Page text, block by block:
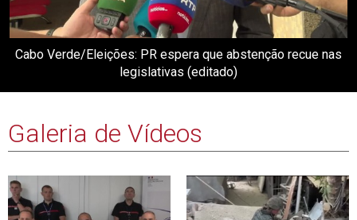
Cabo Verde/Eleições: PR espera que abstenção recue nas
legislativas (editado)
Galeria de Vídeos